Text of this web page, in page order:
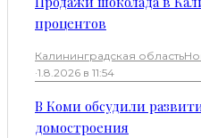
процентов
Калининградская область
·1.8.2026 в 11:54
В Коми обсудили
домостроения